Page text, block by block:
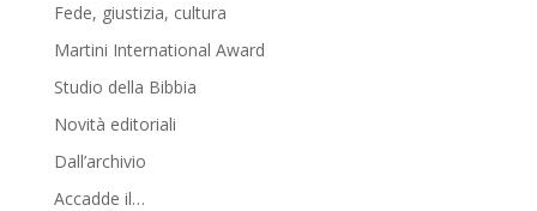
Fede, giustizia, cultura
Martini International Award
Studio della Bibbia
Novità editoriali
Dall’archivio
Accadde il…